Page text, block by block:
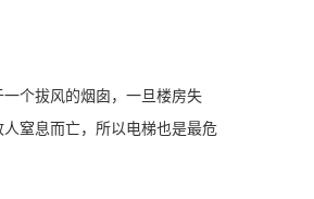
个拔风的烟囱，一旦楼房失
窒息而亡，所以电梯也是最危